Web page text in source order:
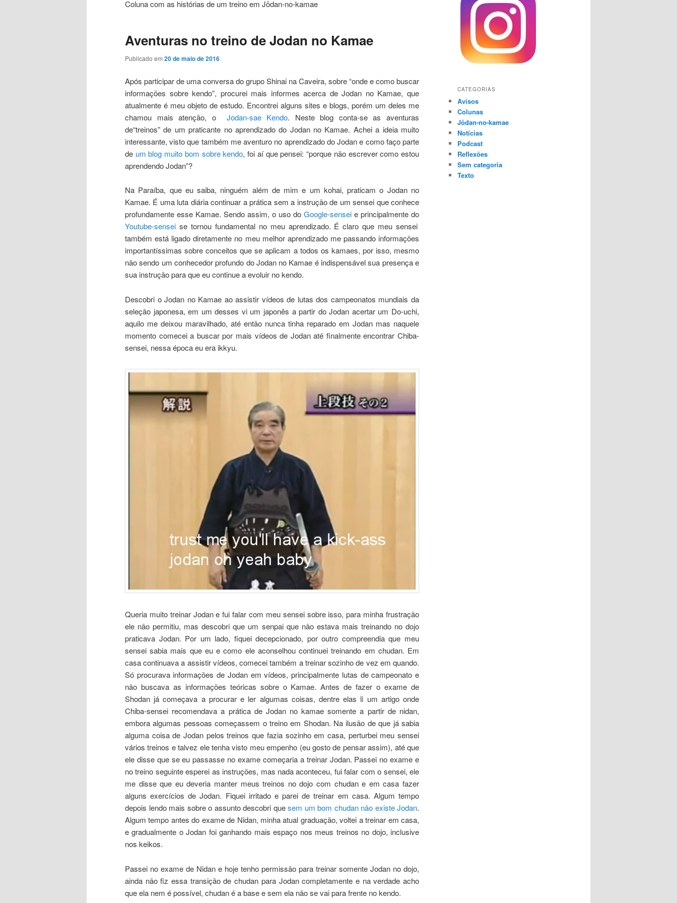
Coluna com as histórias de um treino em Jōdan-no-kamae
Aventuras no treino de Jodan no Kamae
Publicado em 20 de maio de 2016
Após participar de uma conversa do grupo Shinai na Caveira, sobre “onde e como buscar
informações sobre kendo”, procurei mais informes acerca de Jodan no Kamae, que
atualmente é meu objeto de estudo. Encontrei alguns sites e blogs, porém um deles me
chamou mais atenção, o Jodan-sae Kendo. Neste blog conta-se as aventuras
de“treinos” de um praticante no aprendizado do Jodan no Kamae. Achei a ideia muito
interessante, visto que também me aventuro no aprendizado do Jodan e como faço parte
de um blog muito bom sobre kendo, foi aí que pensei: “porque não escrever como estou
aprendendo Jodan”?
Na Paraíba, que eu saiba, ninguém além de mim e um kohai, praticam o Jodan no
Kamae. É uma luta diária continuar a prática sem a instrução de um sensei que conhece
profundamente esse Kamae. Sendo assim, o uso do Google-sensei e principalmente do
Youtube-sensei se tornou fundamental no meu aprendizado. É claro que meu sensei
também está ligado diretamente no meu melhor aprendizado me passando informações
importantíssimas sobre conceitos que se aplicam a todos os kamaes, por isso, mesmo
não sendo um conhecedor profundo do Jodan no Kamae é indispensável sua presença e
sua instrução para que eu continue a evoluir no kendo.
Descobri o Jodan no Kamae ao assistir vídeos de lutas dos campeonatos mundiais da
seleção japonesa, em um desses vi um japonês a partir do Jodan acertar um Do-uchi,
aquilo me deixou maravilhado, até então nunca tinha reparado em Jodan mas naquele
momento comecei a buscar por mais vídeos de Jodan até finalmente encontrar Chiba-
sensei, nessa época eu era ikkyu.
Queria muito treinar Jodan e fui falar com meu sensei sobre isso, para minha frustração
ele não permitiu, mas descobri que um senpai que não estava mais treinando no dojo
praticava Jodan. Por um lado, fiquei decepcionado, por outro compreendia que meu
sensei sabia mais que eu e como ele aconselhou continuei treinando em chudan. Em
casa continuava a assistir vídeos, comecei também a treinar sozinho de vez em quando.
Só procurava informações de Jodan em vídeos, principalmente lutas de campeonato e
não buscava as informações teóricas sobre o Kamae. Antes de fazer o exame de
Shodan já começava a procurar e ler algumas coisas, dentre elas li um artigo onde
Chiba-sensei recomendava a prática de Jodan no kamae somente a partir de nidan,
embora algumas pessoas começassem o treino em Shodan. Na ilusão de que já sabia
alguma coisa de Jodan pelos treinos que fazia sozinho em casa, perturbei meu sensei
vários treinos e talvez ele tenha visto meu empenho (eu gosto de pensar assim), até que
ele disse que se eu passasse no exame começaria a treinar Jodan. Passei no exame e
no treino seguinte esperei as instruções, mas nada aconteceu, fui falar com o sensei, ele
me disse que eu deveria manter meus treinos no dojo com chudan e em casa fazer
alguns exercícios de Jodan. Fiquei irritado e parei de treinar em casa. Algum tempo
depois lendo mais sobre o assunto descobri quesem um bom chudan não existe Jodan.
Algum tempo antes do exame de Nidan, minha atual graduação, voltei a treinar em casa,
e gradualmente o Jodan foi ganhando mais espaço nos meus treinos no dojo, inclusive
nos keikos.
Passei no exame de Nidan e hoje tenho permissão para treinar somente Jodan no dojo,
ainda não fiz essa transição de chudan para Jodan completamente e na verdade acho
que ela nem é possível, chudan é a base e sem ela não se vai para frente no kendo.
CATEGORIAS
Avisos
Colunas
Jōdan-no-kamae
Notícias
Podcast
Reflexões
Sem categoria
Texto